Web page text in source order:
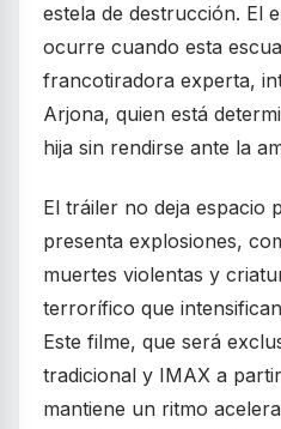
estela de destrucción. El
ocurre cuando esta
francotiradora experta,
Arjona, quien está
hija sin rendirse ante la
El tráiler no deja espacio
presenta explosiones,
muertes violentas y
terrorífico que
Este filme, que será
tradicional y IMAX a
mantiene un ritmo